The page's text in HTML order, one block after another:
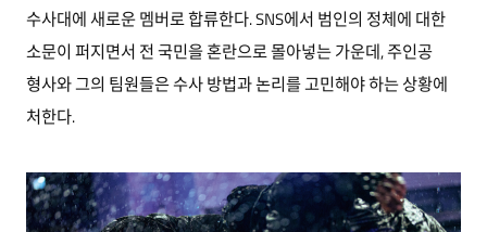
수사대에 새로운 멤버로 합류한다. SNS에서 범인의 정체에 대한
소문이 퍼지면서 전 국민을 혼란으로 몰아넣는 가운데, 주인공
형사와 그의 팀원들은 수사 방법과 논리를 고민해야 하는 상황에
처한다.